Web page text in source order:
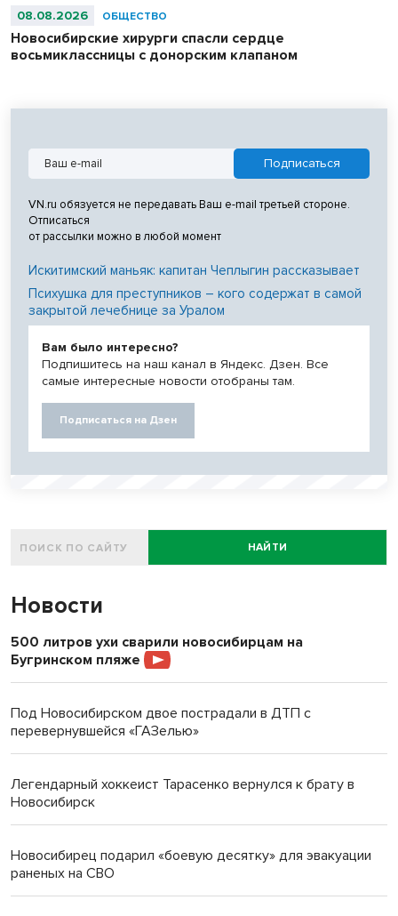
08.08.2026 ОБЩЕСТВО
Новосибирские хирурги спасли сердце
восьмиклассницы с донорским клапаном
VN.ru обязуется не передавать Ваш e-mail третьей стороне.
Отписаться
от рассылки можно в любой момент
Искитимский маньяк: капитан Чеплыгин рассказывает
Психушка для преступников – кого содержат в самой
закрытой лечебнице за Уралом
Вам было интересно?
Подпишитесь на наш канал в Яндекс. Дзен. Все
самые интересные новости отобраны там.
Подписаться на Дзен
НАЙТИ
Новости
500 литров ухи сварили новосибирцам на
Бугринском пляже
Под Новосибирском двое пострадали в ДТП с
перевернувшейся «ГАЗелью»
Легендарный хоккеист Тарасенко вернулся к брату в
Новосибирск
Новосибирец подарил «боевую десятку» для эвакуации
раненых на СВО